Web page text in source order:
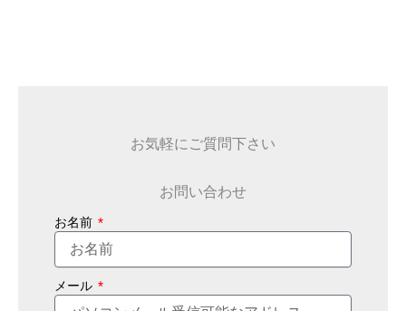
お気軽にご質問下さい
お問い合わせ
お名前
メール